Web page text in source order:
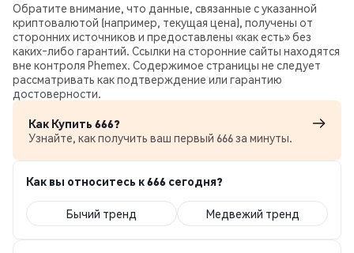
Обратите внимание, что данные, связанные с указанной
криптовалютой (например, текущая цена), получены от
сторонних источников и предоставлены «как есть» без
каких‑либо гарантий. Ссылки на сторонние сайты находятся
вне контроля Phemex. Содержимое страницы не следует
рассматривать как подтверждение или гарантию
достоверности.
Как Купить 666?
Узнайте, как получить ваш первый 666 за минуты.
Как вы относитесь к 666 сегодня?
Бычий тренд Медвежий тренд